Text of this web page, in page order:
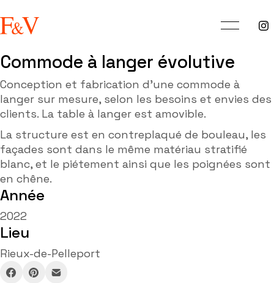
Commode à langer évolutive
Conception et fabrication d’une commode à
langer sur mesure, selon les besoins et envies des
clients. La table à langer est amovible.
La structure est en contreplaqué de bouleau, les
façades sont dans le même matériau stratifié
blanc, et le piétement ainsi que les poignées sont
en chêne.
Année
2022
Lieu
Rieux-de-Pelleport